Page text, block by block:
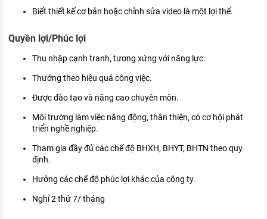
Biết thiết kế cơ bản hoặc chỉnh sửa video là một lợi thế.
Quyền lợi/Phúc lợi
Thu nhập cạnh tranh, tương xứng với năng lực.
Thưởng theo hiệu quả công việc.
Được đào tạo và nâng cao chuyên môn.
Môi trường làm việc năng động, thân thiện, có cơ hội phát
triển nghề nghiệp.
Tham gia đầy đủ các chế độ BHXH, BHYT, BHTN theo quy
định.
Hưởng các chế độ phúc lợi khác của công ty.
Nghỉ 2 thứ 7/ tháng